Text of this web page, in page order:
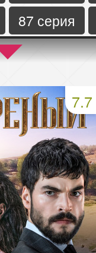
87 серия
91 серия
95 серия
99 серия
103 серия
107 серия
111 серия
115 серия
7.7